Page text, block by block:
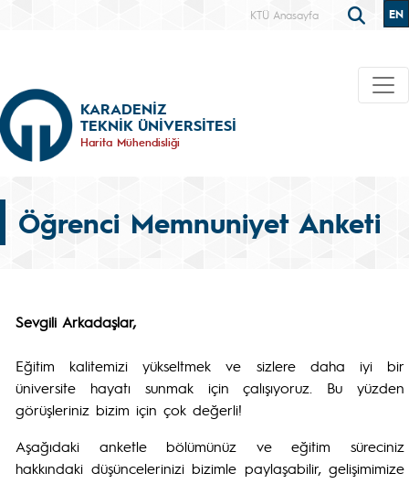
KTÜ Anasayfa EN
KARADENİZ
TEKNİK ÜNİVERSİTESİ
Harita Mühendisliği
Öğrenci Memnuniyet Anketi
Sevgili Arkadaşlar,
Eğitim kalitemizi yükseltmek ve sizlere daha iyi bir
üniversite hayatı sunmak için çalışıyoruz. Bu yüzden
görüşleriniz bizim için çok değerli!
Aşağıdaki anketle bölümünüz ve eğitim süreciniz
hakkındaki düşüncelerinizi bizimle paylaşabilir, gelişimimize